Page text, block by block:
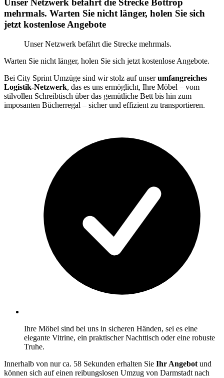
Unser Netzwerk befährt die Strecke Bottrop
mehrmals. Warten Sie nicht länger, holen Sie sich
jetzt kostenlose Angebote
Unser Netzwerk befährt die Strecke mehrmals.
Warten Sie nicht länger, holen Sie sich jetzt kostenlose Angebote.
Bei City Sprint Umzüge sind wir stolz auf unserumfangreiches
Logistik-Netzwerk, das es uns ermöglicht, Ihre Möbel – vom
stilvollen Schreibtisch über das gemütliche Bett bis hin zum
imposanten Bücherregal – sicher und effizient zu transportieren.
Ihre Möbel sind bei uns in sicheren Händen, sei es eine
elegante Vitrine, ein praktischer Nachttisch oder eine robuste
Truhe.
Innerhalb von nur ca. 58 Sekunden erhalten Sie Ihr Angebot und
können sich auf einen reibungslosen Umzug von Darmstadt nach